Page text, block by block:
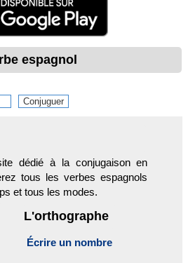
espagnol
dédié à la conjugaison en
tous les verbes espagnols
et tous les modes.
L'orthographe
Écrire un nombre